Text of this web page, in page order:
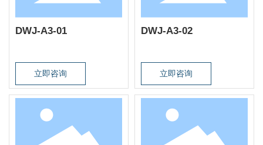
DWJ-A3-01
立即咨询
DWJ-A3-02
立即咨询